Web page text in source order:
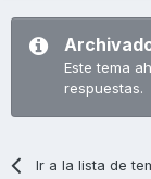
Este tema
respuestas.
Ir a la lista de